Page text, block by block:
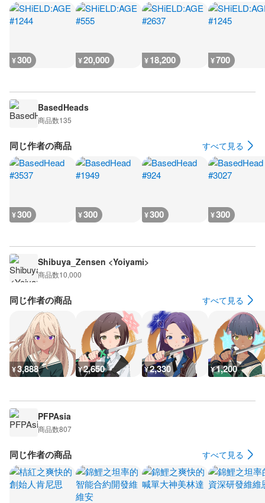
¥300 ¥20,000 ¥18,200 ¥700
BasedHeads
商品数135
同じ作者の商品 すべて見る
¥300 ¥300 ¥300 ¥300
Shibuya_Zensen <Yoiyami>
商品数10,000
同じ作者の商品 すべて見る
¥3,888 ¥2,650 ¥2,330 ¥1,200
PFPAsia
商品数807
同じ作者の商品 すべて見る